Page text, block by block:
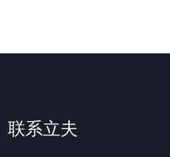
联系立夫